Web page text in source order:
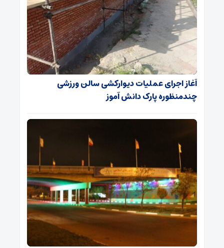
آغاز اجرای عملیات دیوارکشی سالن ورزشی
چندمنظوره پارک دانش آموز